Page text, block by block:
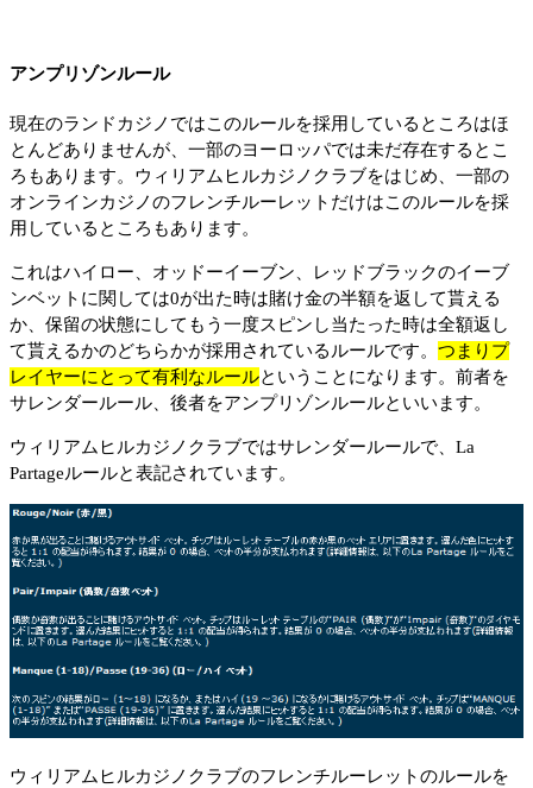
アンプリゾンルール
現在のランドカジノではこのルールを採用しているところはほ
とんどありませんが、一部のヨーロッパでは未だ存在するとこ
ろもあります。ウィリアムヒルカジノクラブをはじめ、一部の
オンラインカジノのフレンチルーレットだけはこのルールを採
用しているところもあります。
これはハイロー、オッドーイーブン、レッドブラックのイーブ
ンベットに関しては0が出た時は賭け金の半額を返して貰える
か、保留の状態にしてもう一度スピンし当たった時は全額返し
て貰えるかのどちらかが採用されているルールです。 つまりプ
レイヤーにとって有利なルールということになります。前者を
サレンダールール、後者をアンプリゾンルールといいます。
ウィリアムヒルカジノクラブではサレンダールールで、La
Partageルールと表記されています。
ウィリアムヒルカジノクラブのフレンチルーレットのルールを